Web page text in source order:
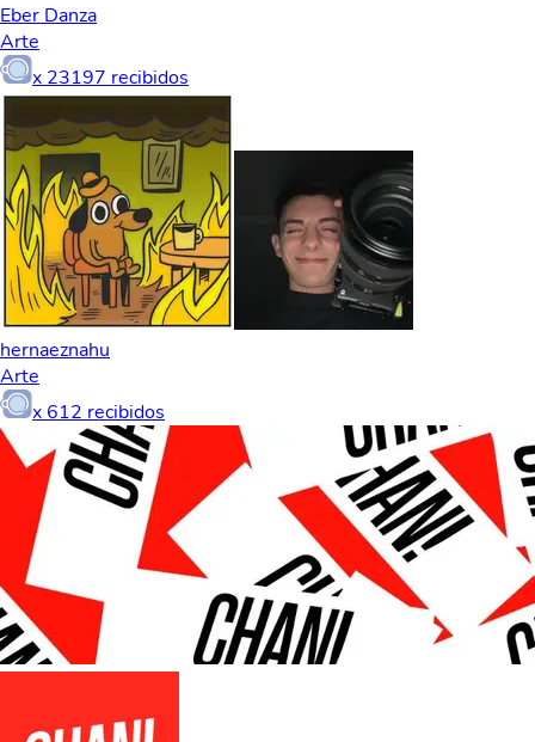
Eber Danza
Arte
x 23197 recibidos
hernaeznahu
Arte
x 612 recibidos